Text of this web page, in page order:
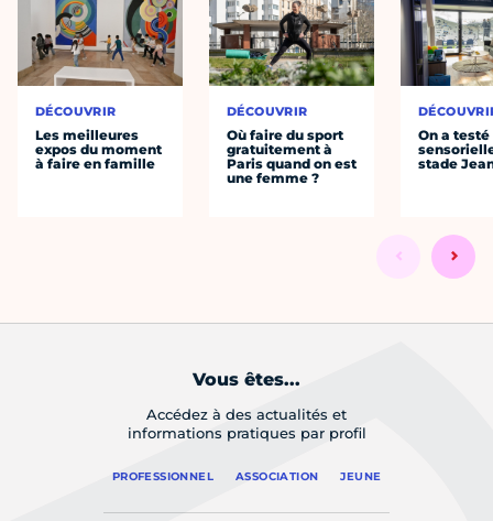
DÉCOUVRIR
Les meilleures
expos du moment
à faire en famille
DÉCOUVRIR
Où faire du sport
gratuitement à
Paris quand on est
une femme ?
On a
stade
Vous êtes...
Accédez à des actualités et
informations pratiques par profil
PROFESSIONNEL ASSOCIATION JEUNE